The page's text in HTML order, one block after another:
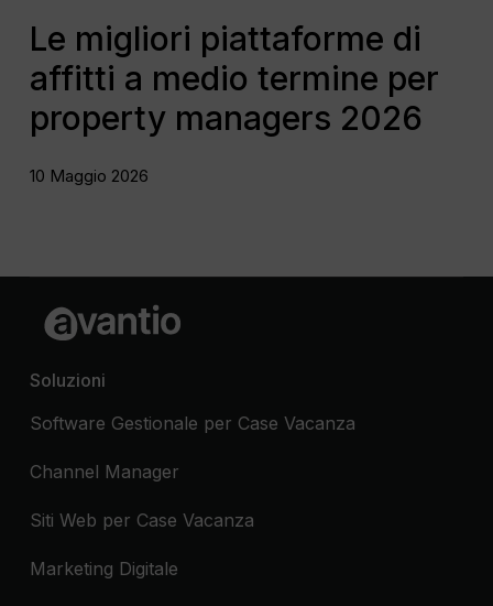
Le migliori piattaforme di
affitti a medio termine per
property managers 2026
10 Maggio 2026
Soluzioni
Software Gestionale per Case Vacanza
Channel Manager
Siti Web per Case Vacanza
Marketing Digitale